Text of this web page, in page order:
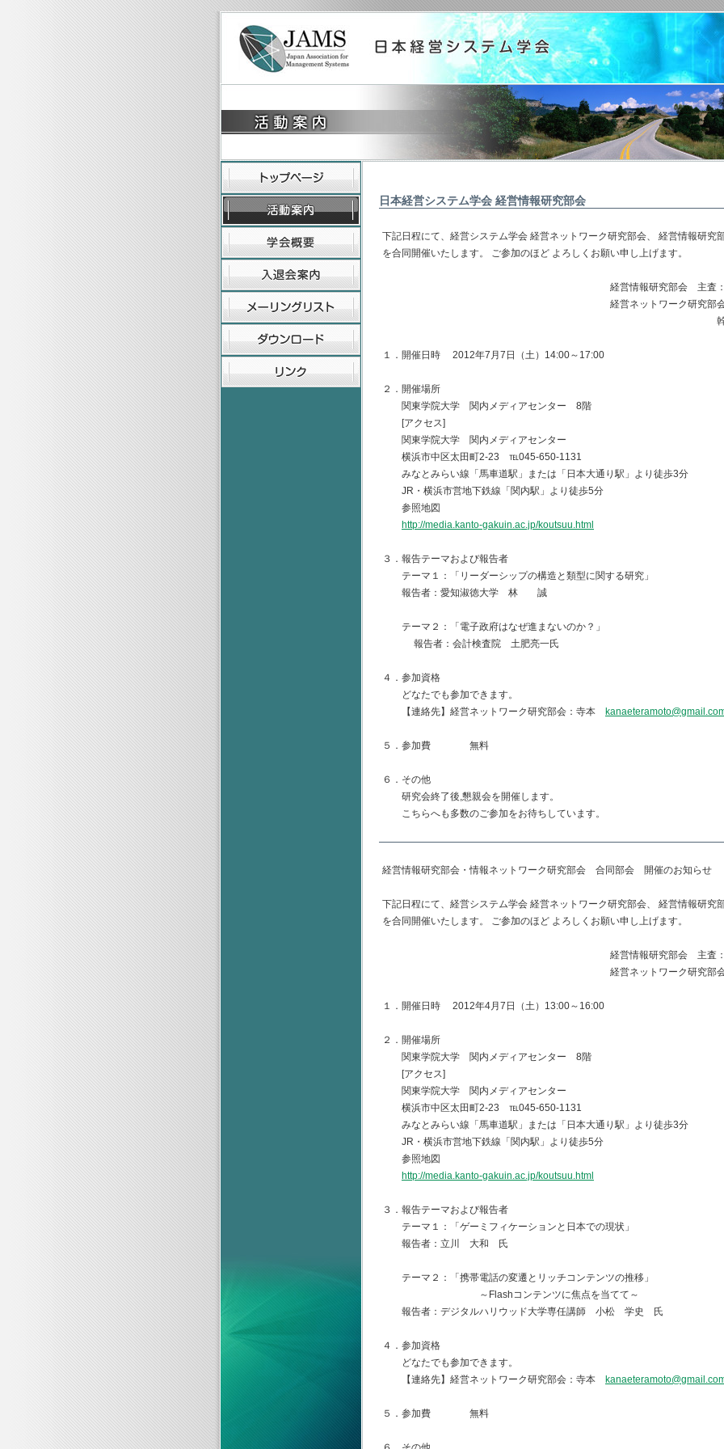
日本経営システム学会 経営情報研究部会
下記日程にて、経営システム学会 経営ネットワーク研究部会、 経営情報研究
を合同開催いたします。 ご参加のほど よろしくお願い申し上げます。
経営情報研究部会 主査：上
経営ネットワーク研究部会 主査
幹事：寺本佳苗
１．開催日時 2012年7月7日（土）14:00～17:00
２．開催場所
関東学院大学 関内メディアセンター 8階
[アクセス]
関東学院大学 関内メディアセンター
横浜市中区太田町2-23 ℡045-650-1131
みなとみらい線「馬車道駅」または「日本大通り駅」より徒歩3分
JR・横浜市営地下鉄線「関内駅」より徒歩5分
参照地図
http://media.kanto-gakuin.ac.jp/koutsuu.html
３．報告テーマおよび報告者
テーマ１：「リーダーシップの構造と類型に関する研究」
報告者：愛知淑徳大学 林 誠
テーマ２：「電子政府はなぜ進まないのか？」
報告者：会計検査院 土肥亮一氏
４．参加資格
どなたでも参加できます。
【連絡先】経営ネットワーク研究部会：寺本
５．参加費 無料
６．その他
研究会終了後,懇親会を開催します。
こちらへも多数のご参加をお待ちしています。
経営情報研究部会・情報ネットワーク研究部会 合同部会 開催のお知らせ
下記日程にて、経営システム学会 経営ネットワーク研究部会、 経営情報研究
を合同開催いたします。 ご参加のほど よろしくお願い申し上げます。
経営情報研究部会 主査：上
経営ネットワーク研究部会 主査
１．開催日時 2012年4月7日（土）13:00～16:00
２．開催場所
関東学院大学 関内メディアセンター 8階
[アクセス]
関東学院大学 関内メディアセンター
横浜市中区太田町2-23 ℡045-650-1131
みなとみらい線「馬車道駅」または「日本大通り駅」より徒歩3分
JR・横浜市営地下鉄線「関内駅」より徒歩5分
参照地図
http://media.kanto-gakuin.ac.jp/koutsuu.html
３．報告テーマおよび報告者
テーマ１：「ゲーミフィケーションと日本での現状」
報告者：立川 大和 氏
テーマ２：「携帯電話の変遷とリッチコンテンツの推移」
～Flashコンテンツに焦点を当てて～
報告者：デジタルハリウッド大学専任講師 小松 学史 氏
４．参加資格
どなたでも参加できます。
【連絡先】経営ネットワーク研究部会：寺本
５．参加費 無料